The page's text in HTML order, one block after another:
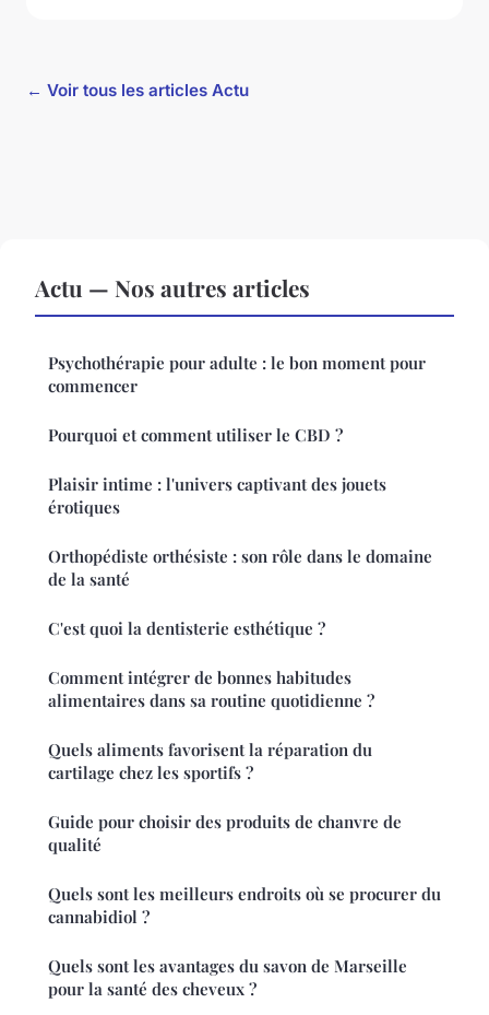
← Voir tous les articles Actu
Actu — Nos autres articles
Psychothérapie pour adulte : le bon moment pour
commencer
Pourquoi et comment utiliser le CBD ?
Plaisir intime : l'univers captivant des jouets
érotiques
Orthopédiste orthésiste : son rôle dans le domaine
de la santé
C'est quoi la dentisterie esthétique ?
Comment intégrer de bonnes habitudes
alimentaires dans sa routine quotidienne ?
Quels aliments favorisent la réparation du
cartilage chez les sportifs ?
Guide pour choisir des produits de chanvre de
qualité
Quels sont les meilleurs endroits où se procurer du
cannabidiol ?
Quels sont les avantages du savon de Marseille
pour la santé des cheveux ?